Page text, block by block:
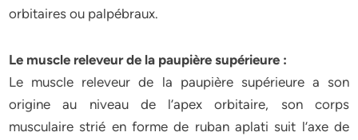
orbitaires ou palpébraux.
Le muscle releveur de la paupière supérieure :
Le muscle releveur de la paupière supérieure a son
origine au niveau de l’apex orbitaire, son corps
musculaire strié en forme de ruban aplati suit l’axe de